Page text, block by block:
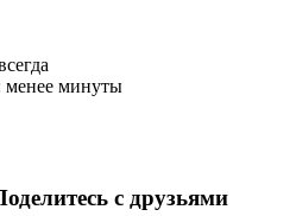
менее минуты
с друзьями